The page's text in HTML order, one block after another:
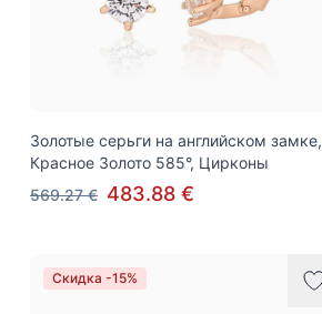
Золотые серьги на английском замке,
Красное Золото 585°, Цирконы
569.27 € 483.88 €
Скидка -15%